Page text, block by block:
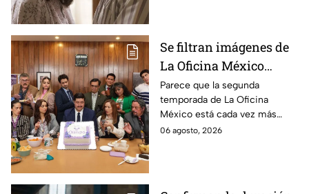
Se filtran imágenes de
La Oficina México
temporada 2 y un
detalle desata teorías
entre los fans
Parece que la segunda
temporada de La Oficina
México está cada vez más
cerca, pues el elenco ya se
06 agosto, 2026